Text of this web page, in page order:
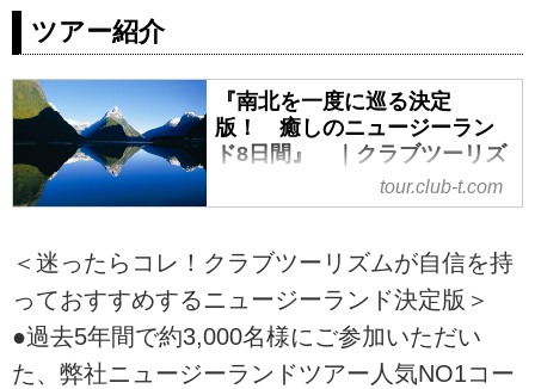
ツアー紹介
『南北を一度に巡る決定
版！ 癒しのニュージーラン
ド8日間』 ｜クラブツーリズ
紹介をしています。ツアー・旅行
のお申込ならクラブツーリズム。
tour.club-t.com
＜迷ったらコレ！クラブツーリズムが自信を持
っておすすめするニュージーランド決定版＞
●過去5年間で約3,000名様にご参加いただい
た、弊社ニュージーランドツアー人気NO1コー